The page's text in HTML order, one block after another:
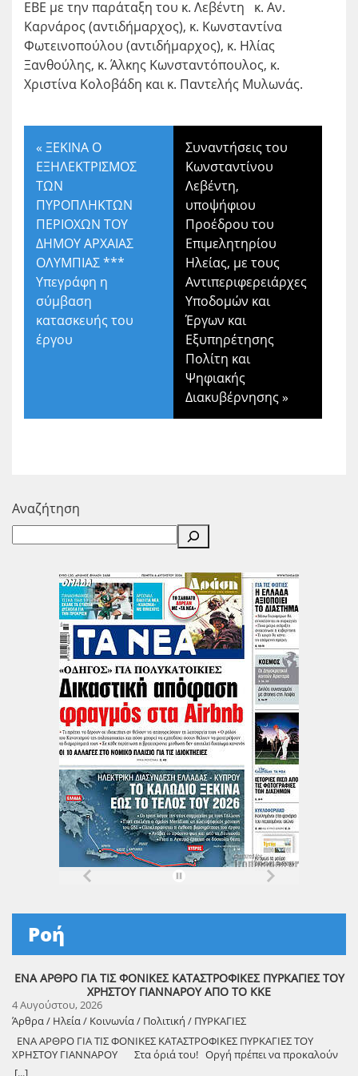
ΕΒΕ με την παράταξη του κ. Λεβέντη κ. Αν.
Καρνάρος (αντιδήμαρχος), κ. Κωνσταντίνα
Φωτεινοπούλου (αντιδήμαρχος), κ. Ηλίας
Ξανθούλης, κ. Άλκης Κωνσταντόπουλος, κ.
Χριστίνα Κολοβάδη και κ. Παντελής Μυλωνάς.
« ΞΕΚΙΝΑ Ο
ΕΞΗΛΕΚΤΡΙΣΜΟΣ
ΤΩΝ
ΠΥΡΟΠΛΗΚΤΩΝ
ΠΕΡΙΟΧΩΝ ΤΟΥ
ΔΗΜΟΥ ΑΡΧΑΙΑΣ
ΟΛΥΜΠΙΑΣ ***
Υπεγράφη η
σύμβαση
κατασκευής του
έργου
Συναντήσεις του
Κωνσταντίνου
Λεβέντη,
υποψήφιου
Προέδρου του
Επιμελητηρίου
Ηλείας, με τους
Αντιπεριφερειάρχες
Υποδομών και
Έργων και
Εξυπηρέτησης
Πολίτη και
Ψηφιακής
Διακυβέρνησης»
Αναζήτηση
Ροή
ΕΝΑ ΑΡΘΡΟ ΓΙΑ ΤΙΣ ΦΟΝΙΚΕΣ ΚΑΤΑΣΤΡΟΦΙΚΕΣ ΠΥΡΚΑΓΙΕΣ ΤΟΥ
ΧΡΗΣΤΟΥ ΓΙΑΝΝΑΡΟΥ ΑΠΟ ΤΟ ΚΚΕ
4 Αυγούστου, 2026
Άρθρα / Ηλεία / Κοινωνία / Πολιτική / ΠΥΡΚΑΓΙΕΣ
ΕΝΑ ΑΡΘΡΟ ΓΙΑ ΤΙΣ ΦΟΝΙΚΕΣ ΚΑΤΑΣΤΡΟΦΙΚΕΣ ΠΥΡΚΑΓΙΕΣ ΤΟΥ
ΧΡΗΣΤΟΥ ΓΙΑΝΝΑΡΟΥ Στα όριά του! Οργή πρέπει να προκαλούν
τα αναμασήματα του πρωθυπουργού και κυβερνητικών στελεχών,
[...]